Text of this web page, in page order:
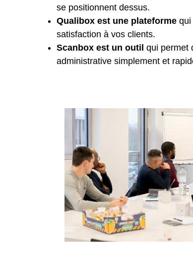
se positionnent dessus.
Qualibox est une plateforme qui
satisfaction à vos clients.
Scanbox est un outil qui permet
administrative simplement et